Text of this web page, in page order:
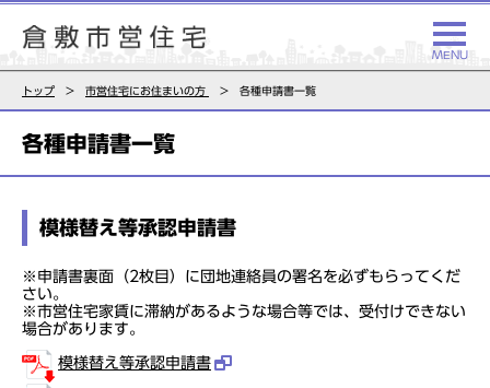
トップ 市営住宅にお住まいの方 各種申請書一覧
各種申請書一覧
模様替え等承認申請書
※申請書裏面（2枚目）に団地連絡員の署名を必ずもらってくだ
さい。
※市営住宅家賃に滞納があるような場合等では、受付けできない
場合があります。
模様替え等承認申請書